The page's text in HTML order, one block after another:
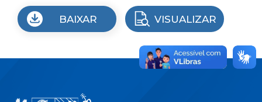
BAIXAR VISUALIZAR